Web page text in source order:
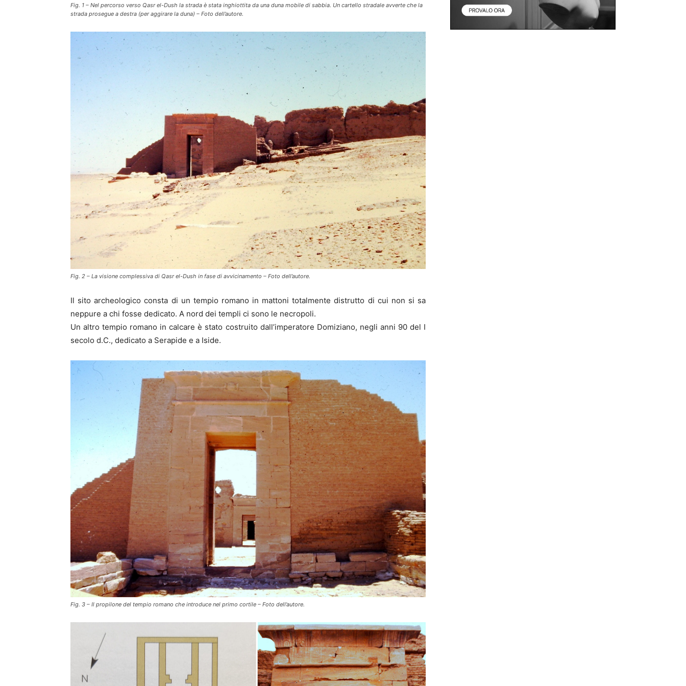
Fig. 1 – Nel percorso verso Qasr el-Dush la strada è stata inghiottita da una duna mobile di sabbia. Un cartello stradale avverte che la
strada prosegue a destra (per aggirare la duna) – Foto dell’autore.
Fig. 2 – La visione complessiva di Qasr el-Dush in fase di avvicinamento – Foto dell’autore.
Il sito archeologico consta di un tempio romano in mattoni totalmente distrutto di cui non si sa
neppure a chi fosse dedicato. A nord dei templi ci sono le necropoli.
Un altro tempio romano in calcare è stato costruito dall’imperatore Domiziano, negli anni 90 del I
secolo d.C., dedicato a Serapide e a Iside.
Fig. 3 – Il propilone del tempio romano che introduce nel primo cortile – Foto dell’autore.